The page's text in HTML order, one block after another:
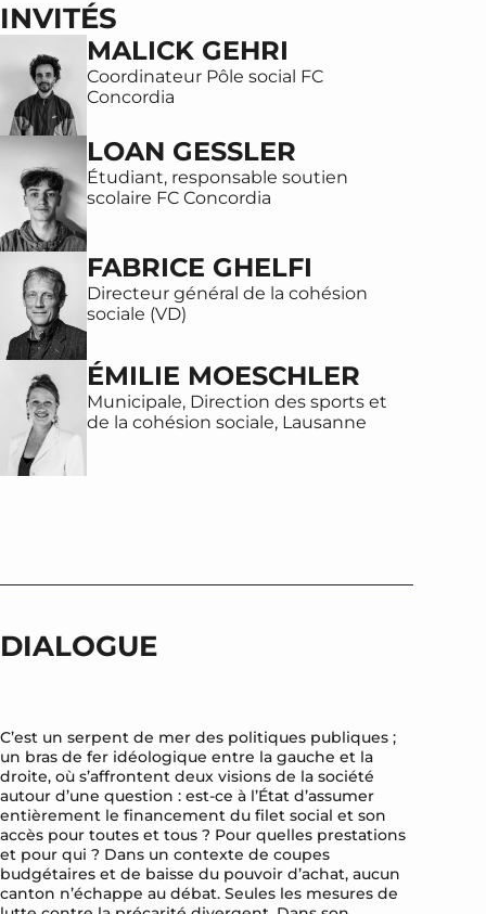
INVITÉS
MALICK GEHRI
Coordinateur Pôle social FC
Concordia
LOAN GESSLER
Étudiant, responsable soutien
scolaire FC Concordia
FABRICE GHELFI
Directeur général de la cohésion
sociale (VD)
ÉMILIE MOESCHLER
Municipale, Direction des sports et
de la cohésion sociale, Lausanne
DIALOGUE
C’est un serpent de mer des politiques publiques ;
un bras de fer idéologique entre la gauche et la
droite, où s’affrontent deux visions de la société
autour d’une question : est-ce à l’État d’assumer
entièrement le financement du filet social et son
accès pour toutes et tous ? Pour quelles prestations
et pour qui ? Dans un contexte de coupes
budgétaires et de baisse du pouvoir d’achat, aucun
canton n’échappe au débat. Seules les mesures de